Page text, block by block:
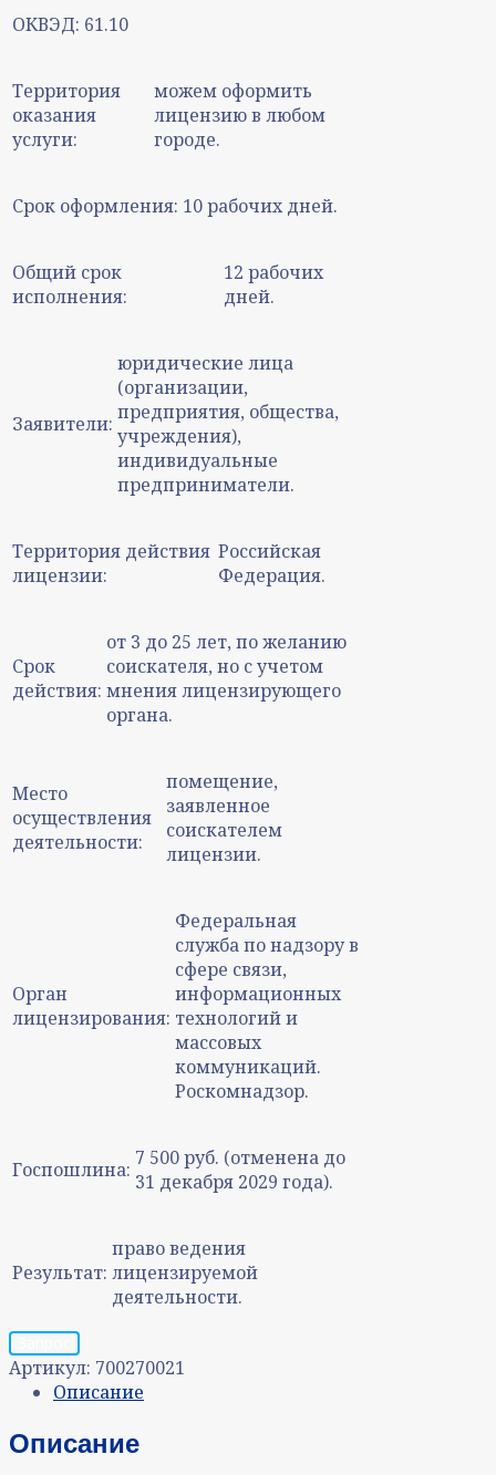
ОКВЭД: 61.10
Территория
оказания
услуги:
можем оформить
лицензию в любом
городе.
Срок оформления: 10 рабочих дней.
Общий срок
исполнения:
12 рабочих
дней.
Заявители:
юридические лица
(организации,
предприятия, общества,
учреждения),
индивидуальные
предприниматели.
Территория действия
лицензии:
Российская
Федерация.
Срок
действия:
от 3 до 25 лет, по желанию
соискателя, но с учетом
мнения лицензирующего
органа.
Место
осуществления
деятельности:
помещение,
заявленное
соискателем
лицензии.
Орган
лицензирования:
Федеральная
служба по надзору в
сфере связи,
информационных
технологий и
массовых
коммуникаций.
Роскомнадзор.
Госпошлина: 7 500 руб. (отменена до
31 декабря 2029 года).
Результат:
право ведения
лицензируемой
деятельности.
Артикул: 700270021
Описание
Описание